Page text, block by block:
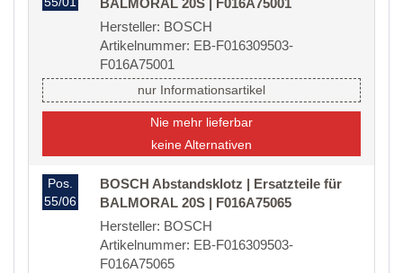
BALMORAL 20S | F016A75001
Hersteller: BOSCH
Artikelnummer: EB-F016309503-
F016A75001
nur Informationsartikel
Nie mehr lieferbar
keine Alternativen
Pos.
55/06
BOSCH Abstandsklotz | Ersatzteile für
BALMORAL 20S | F016A75065
Hersteller: BOSCH
Artikelnummer: EB-F016309503-
F016A75065